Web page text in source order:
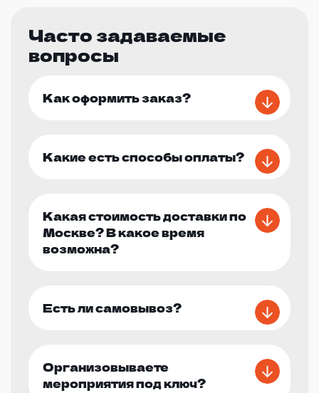
Часто задаваемые
вопросы
Как оформить заказ?
Какие есть способы оплаты?
Какая стоимость доставки по
Москве? В какое время
возможна?
Есть ли самовывоз?
Организовываете
мероприятия под ключ?